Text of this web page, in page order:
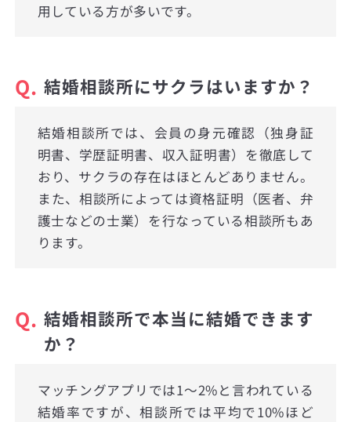
用している方が多いです。
Q. 結婚相談所にサクラはいますか？
結婚相談所では、会員の身元確認（独身証
明書、学歴証明書、収入証明書）を徹底して
おり、サクラの存在はほとんどありません。
また、相談所によっては資格証明（医者、弁
護士などの士業）を行なっている相談所もあ
ります。
Q. 結婚相談所で本当に結婚できます
か？
マッチングアプリでは1〜2%と言われている
結婚率ですが、相談所では平均で10%ほど